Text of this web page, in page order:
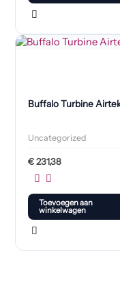
Buffalo Turbine
Uncategorized
€231,38
Toevoegen aan
winkelwagen